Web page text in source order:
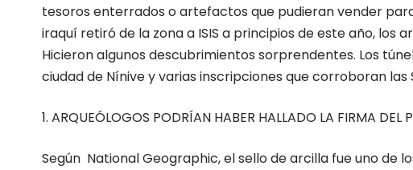
tesoros enterrados o artefactos que pudieran vender
iraquí retiró de la zona a ISIS a principios de este año,
Hicieron algunos descubrimientos sorprendentes. Los
ciudad de Nínive y varias inscripciones que corroboran las
1. ARQUEÓLOGOS PODRÍAN HABER HALLADO LA FIRMA DEL
Según National Geographic, el sello de arcilla fue uno de